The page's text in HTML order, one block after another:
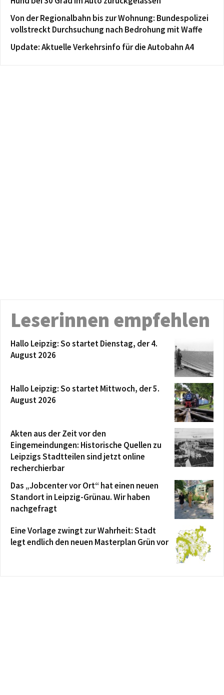
Von der Regionalbahn bis zur Wohnung: Bundespolizei
vollstreckt Durchsuchung nach Bedrohung mit Waffe
Update: Aktuelle Verkehrsinfo für die Autobahn A4
Leserinnen empfehlen
Hallo Leipzig: So startet Dienstag, der 4.
August 2026
Hallo Leipzig: So startet Mittwoch, der 5.
August 2026
Akten aus der Zeit vor den
Eingemeindungen: Historische Quellen zu
Leipzigs Stadtteilen sind jetzt online
recherchierbar
Das „Jobcenter vor Ort“ hat einen neuen
Standort in Leipzig-Grünau. Wir haben
nachgefragt
Eine Vorlage zwingt zur Wahrheit: Stadt
legt endlich den neuen Masterplan Grün vor